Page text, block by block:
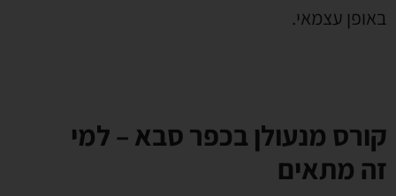
באופן עצמאי.
קורס מנעולן בכפר סבא – למי
זה מתאים